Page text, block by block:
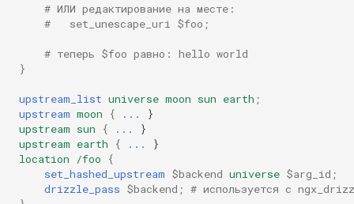
injection
iputils
jit-uuid
jq
jsonrpc-batch
# ИЛИ редактирование на месте:
#   set_unescape_uri $foo;
# теперь $foo равно: hello world
}
upstream_list universe moon sun earth ;
upstream moon { ...
}
upstream sun { ...
}
upstream earth { ...
}
location
/foo
{
set_hashed_upstream $backend universe $arg_id ;
drizzle_pass $backend ; # используется с